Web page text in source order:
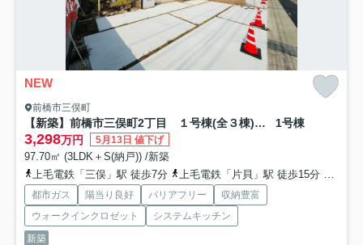
NEW
前橋市三俣町
【新築】前橋市三俣町2丁目 １号棟(全３棟) MOCXGARDEN 新築建売分譲 1号棟
3,298万円 5月13日 値下げ
97.70㎡ (3LDK＋S(納戸)) /新築
上毛電鉄「三俣」駅 徒歩7分
上毛電鉄「片貝」駅 徒歩15分
都市ガス 陽当り良好 バリアフリー
収納豊富
ウォークインクロゼット
システムキッチン
新築